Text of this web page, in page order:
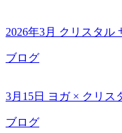
2026年3月 クリスタル
ブログ
3月15日 ヨガ × クリス
ブログ